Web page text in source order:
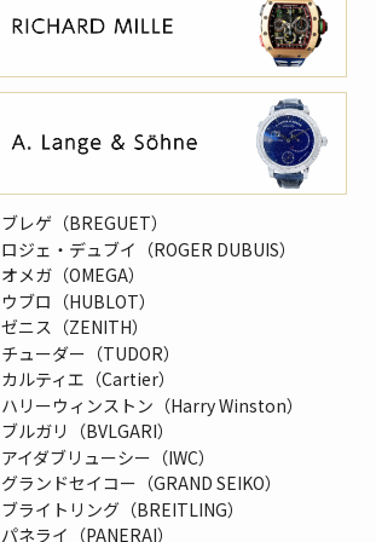
ブレゲ（BREGUET）
ロジェ・デュブイ（ROGER DUBUIS）
オメガ（OMEGA）
ウブロ（HUBLOT）
ゼニス（ZENITH）
チューダー（TUDOR）
カルティエ（Cartier）
ハリーウィンストン（Harry Winston）
ブルガリ（BVLGARI）
アイダブリューシー（IWC）
グランドセイコー（GRAND SEIKO）
ブライトリング（BREITLING）
パネライ（PANERAI）